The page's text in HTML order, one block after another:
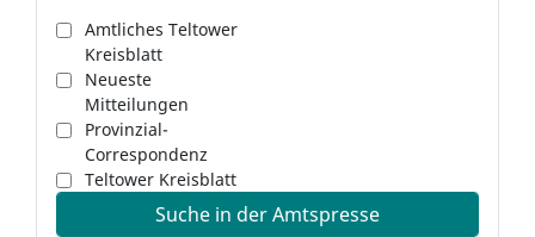
Amtliches Teltower
Kreisblatt
Neueste
Mitteilungen
Provinzial-
Correspondenz
Teltower Kreisblatt
Suche in der Amtspresse